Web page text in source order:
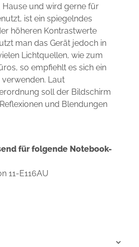
und wird gerne für
ist ein spiegelndes
höheren Kontrastwerte
man das Gerät jedoch in
Lichtquellen, wie zum
so empfiehlt es sich ein
Laut
soll der Bildschirm
und Blendungen
für folgende Notebook-
11-E116AU